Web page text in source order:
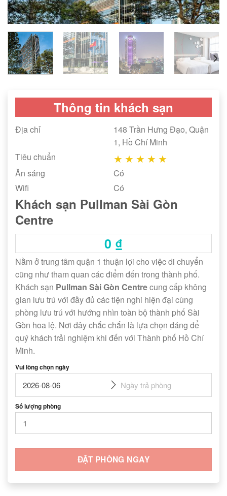
Thông tin khách sạn
Địa chỉ
148 Trần Hưng Đạo, Quận
1, Hồ Chí Minh
Tiêu chuẩn
★ ★ ★ ★ ★
Ăn sáng
Có
Wifi
Có
Khách sạn Pullman Sài Gòn
Centre
0 ₫
Nằm ở trung tâm quận 1 thuận lợi cho việc di chuyển
cũng như tham quan các điểm đến trong thành phố.
Khách sạn Pullman Sài Gòn Centrecung cấp không
gian lưu trú với đầy đủ các tiện nghi hiện đại cùng
phòng lưu trú với hướng nhìn toàn bộ thành phố Sài
Gòn hoa lệ. Nơi đây chắc chắn là lựa chọn đáng để
quý khách trải nghiệm khi đến với Thành phố Hồ Chí
Minh.
Vui lòng chọn ngày
Số lượng phòng
ĐẶT PHÒNG NGAY